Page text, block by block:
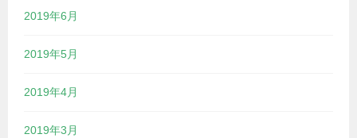
2019年6月
2019年5月
2019年4月
2019年3月